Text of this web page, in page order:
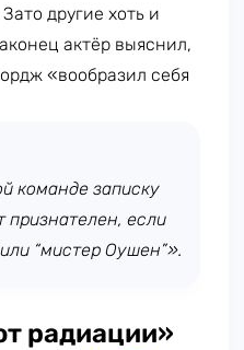
другие хоть и
актёр выяснил,
«вообразил себя
команде записку
признателен, если
“мистер Оушен”».
радиации»